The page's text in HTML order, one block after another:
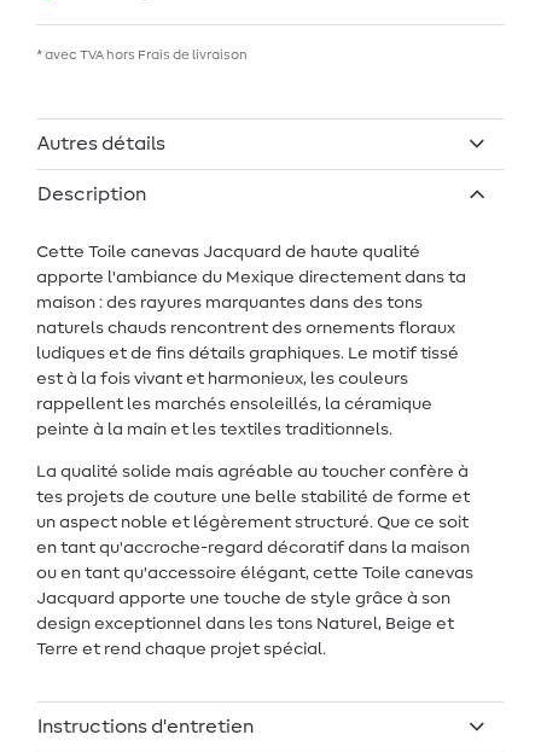
* avec TVA hors Frais de livraison
Autres détails
Description
Cette Toile canevas Jacquard de haute qualité
apporte l'ambiance du Mexique directement dans ta
maison : des rayures marquantes dans des tons
naturels chauds rencontrent des ornements floraux
ludiques et de fins détails graphiques. Le motif tissé
est à la fois vivant et harmonieux, les couleurs
rappellent les marchés ensoleillés, la céramique
peinte à la main et les textiles traditionnels.
La qualité solide mais agréable au toucher confère à
tes projets de couture une belle stabilité de forme et
un aspect noble et légèrement structuré. Que ce soit
en tant qu'accroche-regard décoratif dans la maison
ou en tant qu'accessoire élégant, cette Toile canevas
Jacquard apporte une touche de style grâce à son
design exceptionnel dans les tons Naturel, Beige et
Terre et rend chaque projet spécial.
Instructions d'entretien